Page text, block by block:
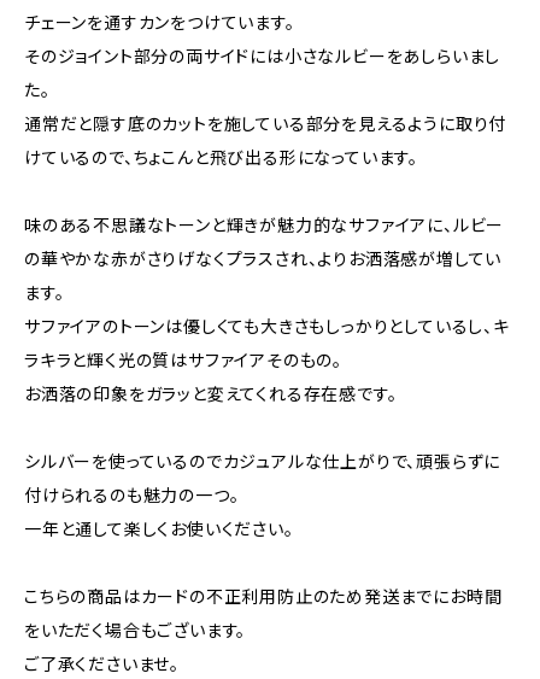
チェーンを通すカンをつけています。
そのジョイント部分の両サイドには小さなルビーをあしらいまし
た。
通常だと隠す底のカットを施している部分を見えるように取り付
けているので、ちょこんと飛び出る形になっています。
味のある不思議なトーンと輝きが魅力的なサファイアに、ルビー
の華やかな赤がさりげなくプラスされ、よりお洒落感が増してい
ます。
サファイアのトーンは優しくても大きさもしっかりとしているし、キ
ラキラと輝く光の質はサファイアそのもの。
お洒落の印象をガラッと変えてくれる存在感です。
シルバーを使っているのでカジュアルな仕上がりで、頑張らずに
付けられるのも魅力の一つ。
一年と通して楽しくお使いください。
こちらの商品はカードの不正利用防止のため発送までにお時間
をいただく場合もございます。
ご了承くださいませ。